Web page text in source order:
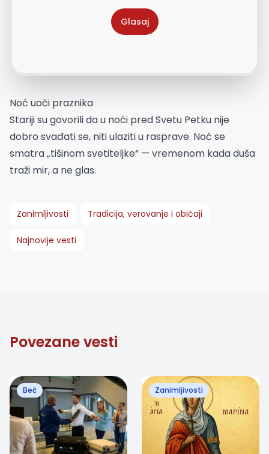
Glasaj
Noć uoči praznika
Stariji su govorili da u noći pred Svetu Petku nije
dobro svađati se, niti ulaziti u rasprave. Noć se
smatra „tišinom svetiteljke“ — vremenom kada duša
traži mir, a ne glas.
Zanimljivosti Tradicija, verovanje i običaji
Najnovije vesti
Povezane vesti
Beč Zanimljivosti